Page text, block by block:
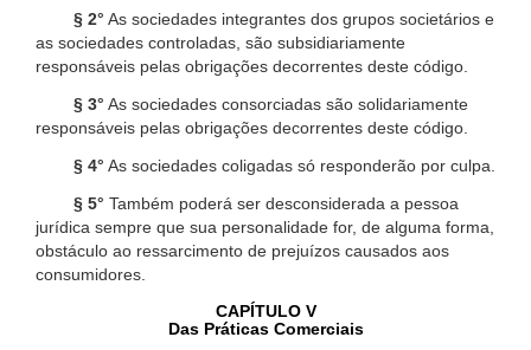
§ 2° As sociedades integrantes dos grupos societários e
as sociedades controladas, são subsidiariamente
responsáveis pelas obrigações decorrentes deste código.
§ 3° As sociedades consorciadas são solidariamente
responsáveis pelas obrigações decorrentes deste código.
§ 4° As sociedades coligadas só responderão por culpa.
§ 5° Também poderá ser desconsiderada a pessoa
jurídica sempre que sua personalidade for, de alguma forma,
obstáculo ao ressarcimento de prejuízos causados aos
consumidores.
CAPÍTULO V
Das Práticas Comerciais